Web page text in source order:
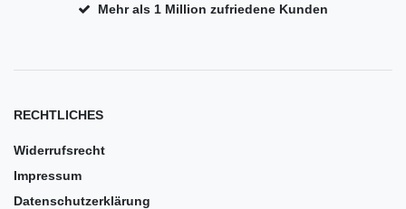
Mehr als 1 Million zufriedene Kunden
RECHTLICHES
Widerrufsrecht
Impressum
Datenschutzerklärung